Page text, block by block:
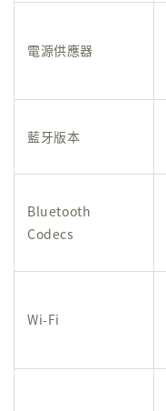
電源供應器
藍牙版本
Bluetooth
Codecs
Wi-Fi